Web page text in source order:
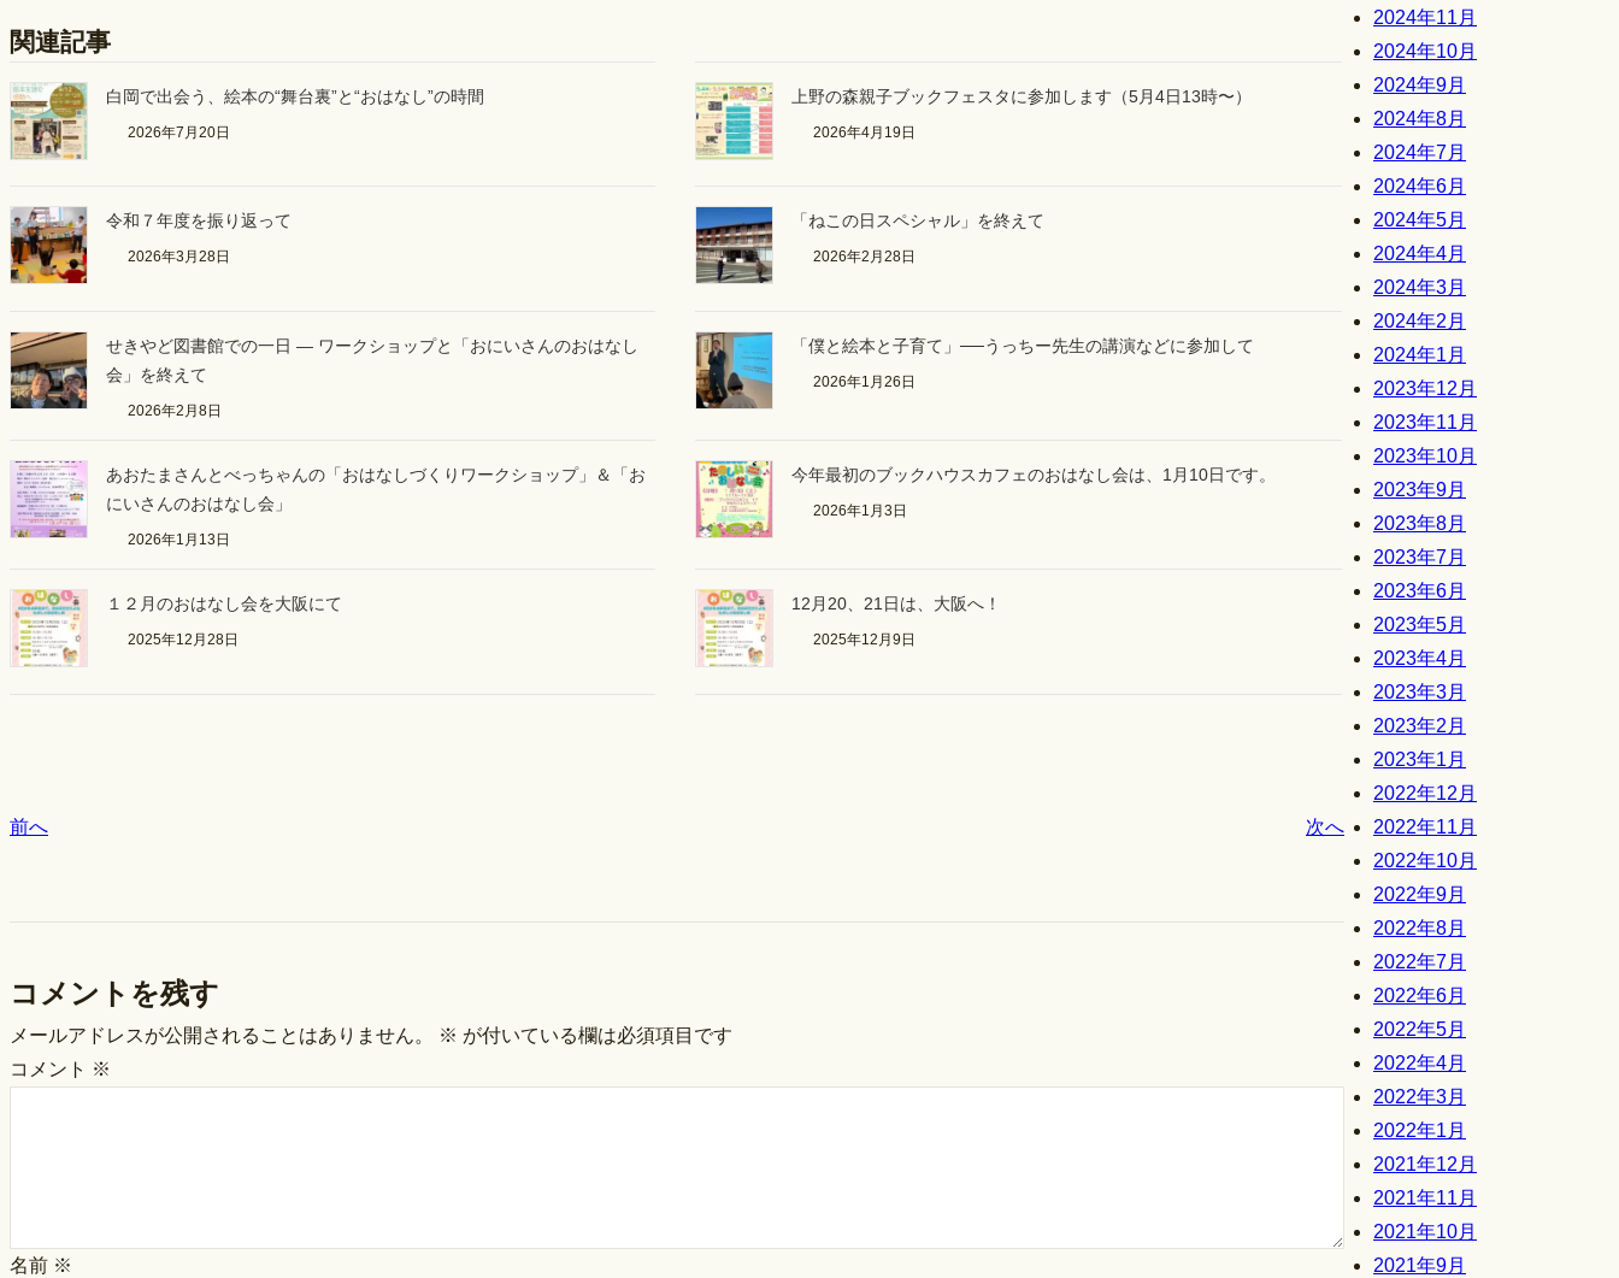
o
o
k
関連記事
白岡で出会う、絵本の“舞台裏”と“おはなし”の時間
2026年7月20日
上野の森親子ブックフェスタに参加します（5月4日13時〜）
2026年4月19日
令和７年度を振り返って
2026年3月28日
「ねこの日スペシャル」を終えて
2026年2月28日
せきやど図書館での一日 ― ワークショップと「おにいさんのおはなし
会」を終えて
2026年2月8日
「僕と絵本と子育て」──うっちー先生の講演などに参加して
2026年1月26日
あおたまさんとべっちゃんの「おはなしづくりワークショップ」＆「お
にいさんのおはなし会」
2026年1月13日
今年最初のブックハウスカフェのおはなし会は、1月10日です。
2026年1月3日
１２月のおはなし会を大阪にて
2025年12月28日
12月20、21日は、大阪へ！
2025年12月9日
前へ 次へ
コメントを残す
メールアドレスが公開されることはありません。 ※ が付いている欄は必須項目です
コメント ※
名前 ※
2024年11月
2024年10月
2024年9月
2024年8月
2024年7月
2024年6月
2024年5月
2024年4月
2024年3月
2024年2月
2024年1月
2023年12月
2023年11月
2023年10月
2023年9月
2023年8月
2023年7月
2023年6月
2023年5月
2023年4月
2023年3月
2023年2月
2023年1月
2022年12月
2022年11月
2022年10月
2022年9月
2022年8月
2022年7月
2022年6月
2022年5月
2022年4月
2022年3月
2022年1月
2021年12月
2021年11月
2021年10月
2021年9月